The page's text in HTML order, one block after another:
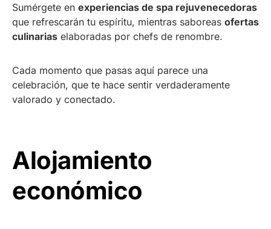
Sumérgete en experiencias de spa rejuvenecedoras
que refrescarán tu espíritu, mientras saboreas ofertas
culinarias elaboradas por chefs de renombre.
Cada momento que pasas aquí parece una
celebración, que te hace sentir verdaderamente
valorado y conectado.
Alojamiento
económico